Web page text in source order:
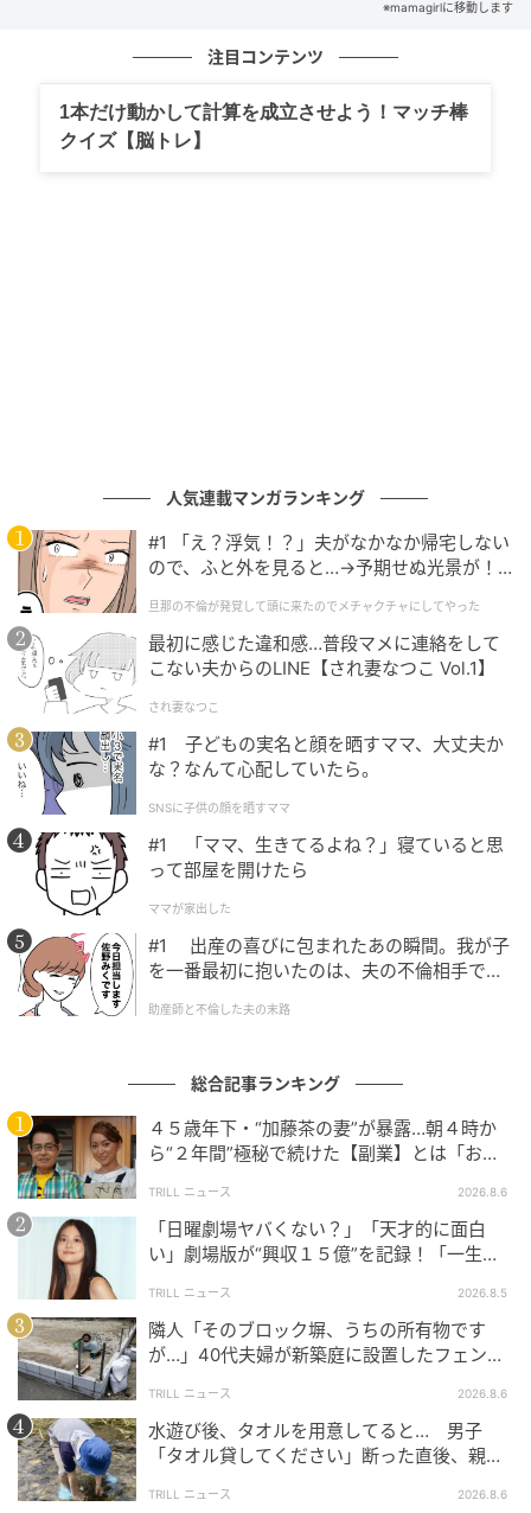
※mamagirlに移動します
注目コンテンツ
1本だけ動かして計算を成立させよう！マッチ棒
クイズ【脳トレ】
人気連載マンガランキング
#1 「え？浮気！？」夫がなかなか帰宅しない
ので、ふと外を見ると…→予期せぬ光景が！
クチャにしてやった
旦那の不倫が発覚して頭に来たのでメチャクチャにしてやった
最初に感じた違和感…普段マメに連絡をして
こない夫からのLINE【され妻なつこ Vol.1】
され妻なつこ
#1 子どもの実名と顔を晒すママ、大丈夫か
な？なんて心配していたら。
SNSに子供の顔を晒すママ
#1 「ママ、生きてるよね？」寝ていると思
って部屋を開けたら
ママが家出した
#1 出産の喜びに包まれたあの瞬間。我が子
を一番最初に抱いたのは、夫の不倫相手でし
助産師と不倫した夫の末路
総合記事ランキング
４５歳年下・“加藤茶の妻”が暴露…朝４時か
ら“２年間”極秘で続けた【副業】とは「お金
TRILL ニュース 2026.8.6
「日曜劇場ヤバくない？」「天才的に面白
い」劇場版が“興収１５億”を記録！「一生言
TRILL ニュース 2026.8.5
隣人「そのブロック塀、うちの所有物です
が…」40代夫婦が新築庭に設置したフェン
TRILL ニュース 2026.8.6
水遊び後、タオルを用意してると… 男子
「タオル貸してください」断った直後、親が
TRILL ニュース 2026.8.6